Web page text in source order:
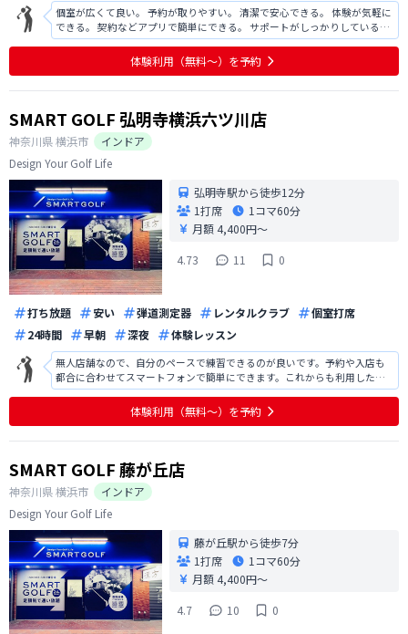
個室が広くて良い。 予約が取りやすい。 清潔で安心できる。 体験が気軽に
できる。 契約などアプリで簡単にできる。 サポートがしっかりしている。
ボール集めが手動で大変。 ティーの差し替えが大変。
体験利用（無料〜）を予約
SMART GOLF 弘明寺横浜六ツ川店
神奈川県横浜市
インドア
Design Your Golf Life
弘明寺駅から徒歩12分
1打席
1コマ60分
月額 4,400円〜
4.73
11 0
打ち放題 安い 弾道測定器 レンタルクラブ
個室打席
24時間
早朝 深夜 体験レッスン
無人店舗なので、自分のペースで練習できるのが良いです。予約や入店も
都合に合わせてスマートフォンで簡単にできます。これからも利用したい
です。
体験利用（無料〜）を予約
SMART GOLF 藤が丘店
神奈川県横浜市
インドア
Design Your Golf Life
藤が丘駅から徒歩7分
1打席
1コマ60分
月額 4,400円〜
4.7
10 0